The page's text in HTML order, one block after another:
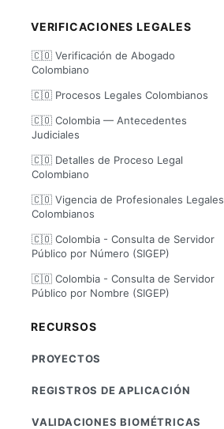
VERIFICACIONES LEGALES
🇨🇴 Verificación de Abogado
Colombiano
🇨🇴 Procesos Legales Colombianos
🇨🇴 Colombia — Antecedentes
Judiciales
🇨🇴 Detalles de Proceso Legal
Colombiano
🇨🇴 Vigencia de Profesionales Legales
Colombianos
🇨🇴 Colombia - Consulta de Servidor
Público por Número (SIGEP)
🇨🇴 Colombia - Consulta de Servidor
Público por Nombre (SIGEP)
RECURSOS
PROYECTOS
REGISTROS DE APLICACIÓN
VALIDACIONES BIOMÉTRICAS